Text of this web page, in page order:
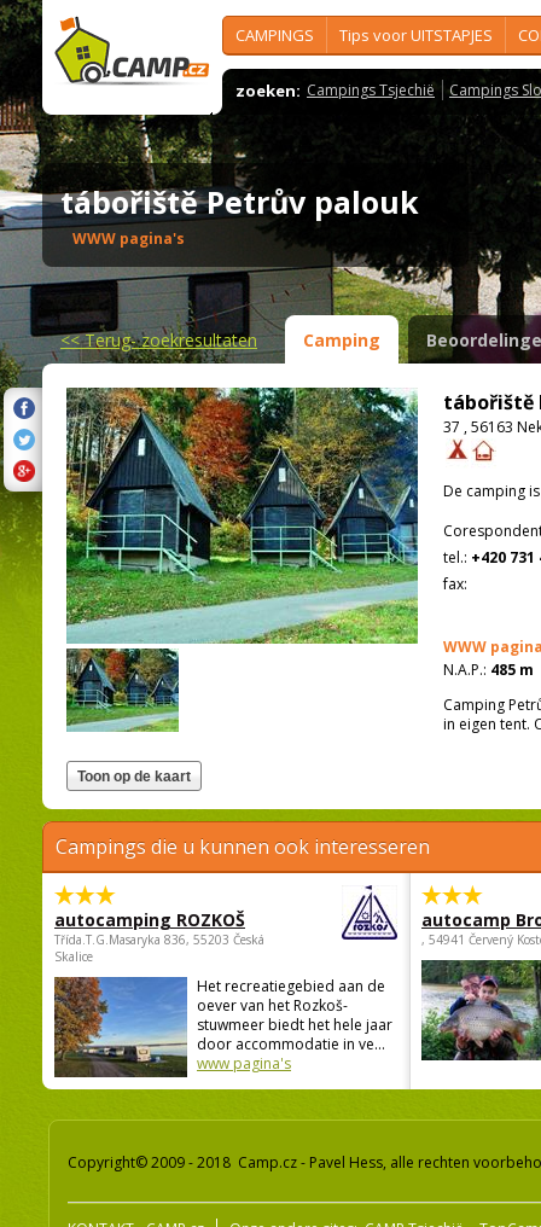
CAMPINGS Tips voor UITSTAPJES
zoeken: Campings Tsjechië Campings
tábořiště Petrův palouk
WWW pagina's
<<Terug- zoekresultaten Camping
tábořiště
37 , 56163
De camping
tel.: +420 731
fax:
WWW
N.A.P.: 485 m
Camping
in eigen tent.
Campings die u kunnen ook interesseren
autocamping ROZKOŠ
Třída.T.G.Masaryka 836, 55203 Česká
Skalice
Het recreatiegebied aan de
oever van het Rozkoš-
stuwmeer biedt het hele jaar
door accommodatie in ve...
www pagina's
autocamp
, 54941 Červený
Copyright© 2009 - 2018 Camp.cz - Pavel Hess, alle rechten